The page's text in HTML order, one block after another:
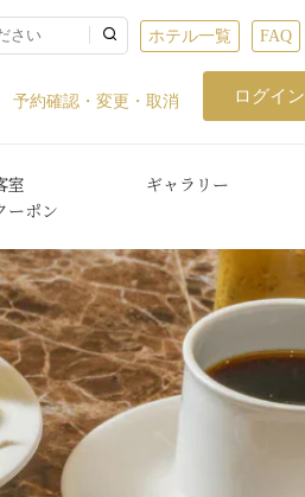
ホテル一覧 FAQ
予約確認・変更・取消 ログイン
室
ギャラリー
ーポン